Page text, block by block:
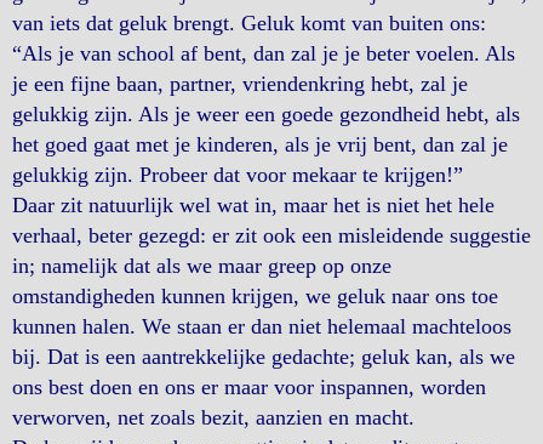
van iets dat geluk brengt. Geluk komt van buiten ons:
“Als je van school af bent, dan zal je je beter voelen. Als
je een fijne baan, partner, vriendenkring hebt, zal je
gelukkig zijn. Als je weer een goede gezondheid hebt, als
het goed gaat met je kinderen, als je vrij bent, dan zal je
gelukkig zijn. Probeer dat voor mekaar te krijgen!”
Daar zit natuurlijk wel wat in, maar het is niet het hele
verhaal, beter gezegd: er zit ook een misleidende suggestie
in; namelijk dat als we maar greep op onze
omstandigheden kunnen krijgen, we geluk naar ons toe
kunnen halen. We staan er dan niet helemaal machteloos
bij. Dat is een aantrekkelijke gedachte; geluk kan, als we
ons best doen en ons er maar voor inspannen, worden
verworven, net zoals bezit, aanzien en macht.